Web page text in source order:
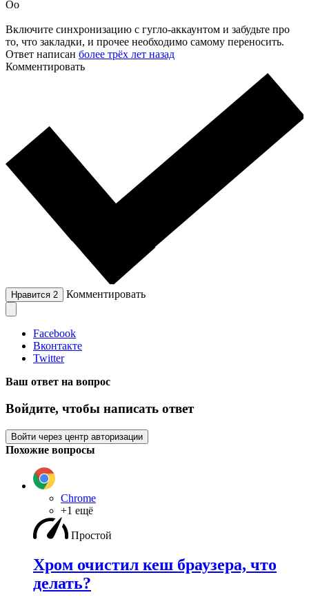
Оо
Включите синхронизацию с гугло-аккаунтом и забудьте про
то, что закладки, и прочее необходимо самому переносить.
Ответ написан более трёх лет назад
Комментировать
Нравится 2 Комментировать
Facebook
Вконтакте
Twitter
Ваш ответ на вопрос
Войдите, чтобы написать ответ
Войти через центр авторизации
Похожие вопросы
Chrome
+1 ещё
Простой
Хром очистил кеш браузера, что
делать?